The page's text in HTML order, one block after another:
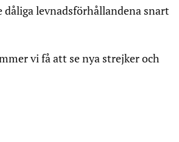
dåliga levnadsförhållandena snart
vi få att se nya strejker och